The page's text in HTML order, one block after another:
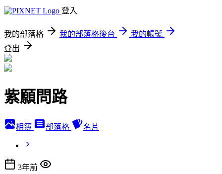
登入
我的部落格 我的部落格後台
我的帳號
登出
紫願問路
相簿 部落格 名片
3年前